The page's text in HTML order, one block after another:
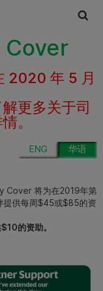
Cover
2020 年 5 月
解更多关于司
。
ENG 华语
Cover 将为在2019年第
提供每周$45或$85的资
的资助。